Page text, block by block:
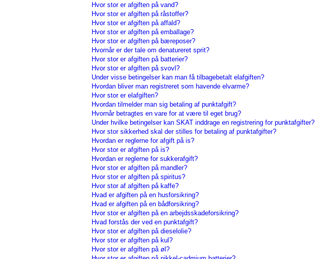
Hvor stor er afgiften på vand?
Hvor stor er afgiften på råstoffer?
Hvor stor er afgiften på affald?
Hvor stor er afgiften på emballage?
Hvor stor er afgiften på bæreposer?
Hvornår er der tale om denatureret sprit?
Hvor stor er afgiften på batterier?
Hvor stor er afgiften på svovl?
Under visse betingelser kan man få tilbagebetalt elafgiften?
Hvordan bliver man registreret som havende elvarme?
Hvor stor er elafgiften?
Hvordan tilmelder man sig betaling af punktafgift?
Hvornår betragtes en vare for at være til eget brug?
Under hvilke betingelser kan SKAT inddrage en registrering for punktafgifter?
Hvor stor sikkerhed skal der stilles for betaling af punktafgifter?
Hvordan er reglerne for afgift på is?
Hvor stor er afgiften på is?
Hvordan er reglerne for sukkerafgift?
Hvor stor er afgiften på mandler?
Hvor stor er afgiften på spiritus?
Hvor stor af afgiften på kaffe?
Hvad er afgiften på en husforsikring?
Hvad er afgiften på en bådforsikring?
Hvor stor er afgiften på en arbejdsskadeforsikring?
Hvad forstås der ved en punktafgift?
Hvor stor er afgiften på dieselolie?
Hvor stor er afgiften på kul?
Hvor stor er afgiften på øl?